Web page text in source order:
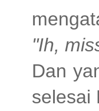
"Ih,
Dan
selesai